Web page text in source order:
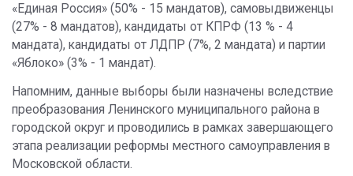
«Единая Россия» (50% - 15 мандатов), самовыдвиженцы
(27% - 8 мандатов), кандидаты от КПРФ (13 % - 4
мандата), кандидаты от ЛДПР (7%, 2 мандата) и партии
«Яблоко» (3% - 1 мандат).
Напомним, данные выборы были назначены вследствие
преобразования Ленинского муниципального района в
городской округ и проводились в рамках завершающего
этапа реализации реформы местного самоуправления в
Московской области.